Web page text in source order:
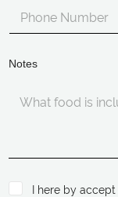
Notes
I here by